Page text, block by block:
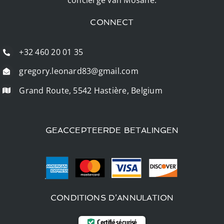
CONNECT
+32 460 20 01 35
gregory.leonard83@gmail.com
Grand Route, 5542 Hastière, Belgium
GEACCEPTEERDE BETALINGEN
CONDITIONS D’ANNULATION